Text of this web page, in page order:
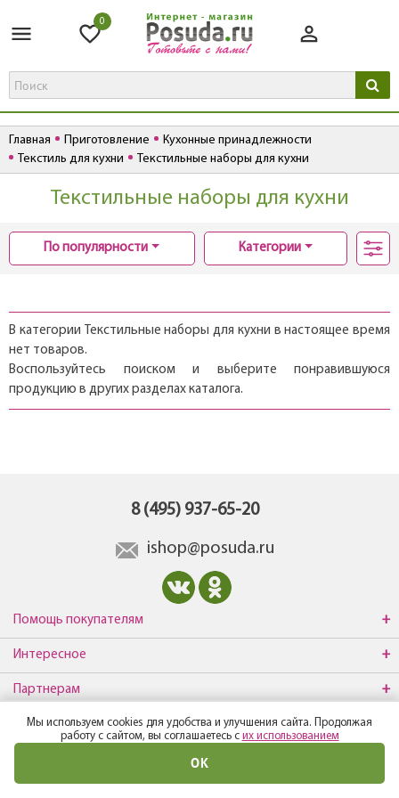
0
Главная Приготовление
Кухонные принадлежности
Текстиль для кухни
Текстильные наборы для кухни
Текстильные наборы для кухни
По популярности Категории
В категории Текстильные наборы для кухни в настоящее время
нет товаров.
Воспользуйтесь поиском и выберите понравившуюся
продукцию в других разделах каталога.
8 (495) 937-65-20
ishop@posuda.ru
Помощь покупателям
Интересное
Партнерам
О компании
Мы используем cookies для удобства и улучшения сайта. Продолжая
работу с сайтом, вы соглашаетесь с их использованием
ОК